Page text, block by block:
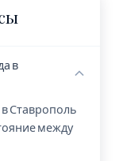
в
Ставрополь
между